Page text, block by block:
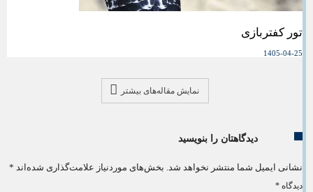
تور کفتربازی
1405-04-25
نمایش مقاله‌های بیشتر
دیدگاهتان را بنویسید
نشانی ایمیل شما منتشر نخواهد شد. بخش‌های موردنیاز علامت‌گذاری شده‌اند *
دیدگاه *